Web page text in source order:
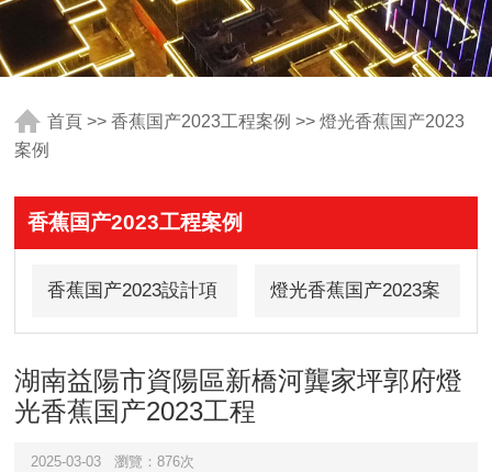
首頁 >>香蕉国产2023工程案例 >>燈光香蕉国产2023
案例
香蕉国产2023工程案例
香蕉国产2023設計項 燈光香蕉国产2023案
湖南益陽市資陽區新橋河龔家坪郭府燈
光香蕉国产2023工程
2025-03-03 瀏覽：876次